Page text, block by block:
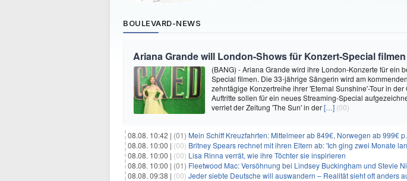
BOULEVARD-NEWS
Ariana Grande will London-Shows für Konzert-Special filmen
(BANG) - Ariana Grande wird ihre London-Konzerte für ein
Special filmen. Die 33-jährige Sängerin wird am
zehntägige Konzertreihe ihrer 'Eternal Sunshine'-Tour in der
Auftritte sollen für ein neues Streaming-Special
verriet der Zeitung 'The Sun' in der[…] (00)
08.08. 10:42 | (01) Mein Schiff Kreuzfahrten: Mittelmeer ab 849€, Norwegen ab 999€
08.08. 10:00 | (00) Britney Spears rechnet mit ihren Eltern ab: 'Ich ging zwei Monate lang
08.08. 10:00 | (00) Lisa Rinna verrät, wie ihre Töchter sie inspirieren
08.08. 10:00 | (01) Fleetwood Mac: Versöhnung bei Lindsey Buckingham und Stevie
08.08. 09:38 | (00) Jeder siebte Deutsche will auswandern – Realität sieht oft anders